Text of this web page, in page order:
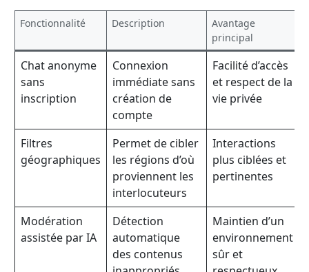
Fonctionnalité Description
Avantage
principal
Chat anonyme
sans
inscription
Connexion
immédiate sans
création de
compte
Facilité d’accès
et respect de la
vie privée
Filtres
géographiques
Permet de cibler
les régions d’où
proviennent les
interlocuteurs
Interactions
plus ciblées et
pertinentes
Modération
assistée par IA
Détection
automatique
des contenus
Maintien d’un
environnement
sûr et